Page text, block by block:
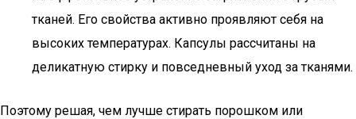
тканей. Его свойства активно проявляют себя на
высоких температурах. Капсулы рассчитаны на
деликатную стирку и повседневный уход за тканями.
Поэтому решая, чем лучше стирать порошком или